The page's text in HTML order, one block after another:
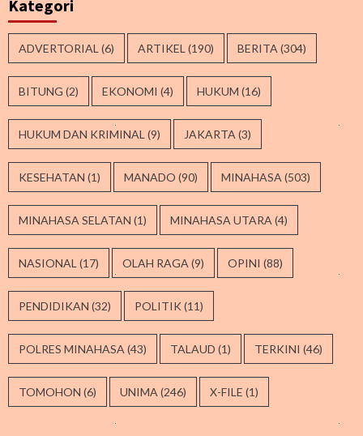
Kategori
ADVERTORIAL (6) ARTIKEL (190) BERITA (304)
BITUNG (2) EKONOMI (4) HUKUM (16)
HUKUM DAN KRIMINAL (9) JAKARTA (3)
KESEHATAN (1) MANADO (90) MINAHASA (503)
MINAHASA SELATAN (1) MINAHASA UTARA (4)
NASIONAL (17) OLAH RAGA (9) OPINI (88)
PENDIDIKAN (32) POLITIK (11)
POLRES MINAHASA (43) TALAUD (1) TERKINI (46)
TOMOHON (6) UNIMA (246) X-FILE (1)